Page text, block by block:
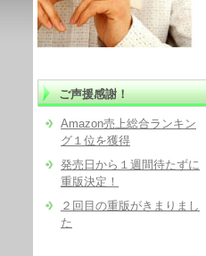
ご声援感謝！
Amazon売上総合ランキン
グ１位を獲得
発売日から１週間待たずに
重版決定！
２回目の重版がきまりまし
た